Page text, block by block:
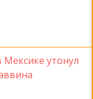
Мексике утонул